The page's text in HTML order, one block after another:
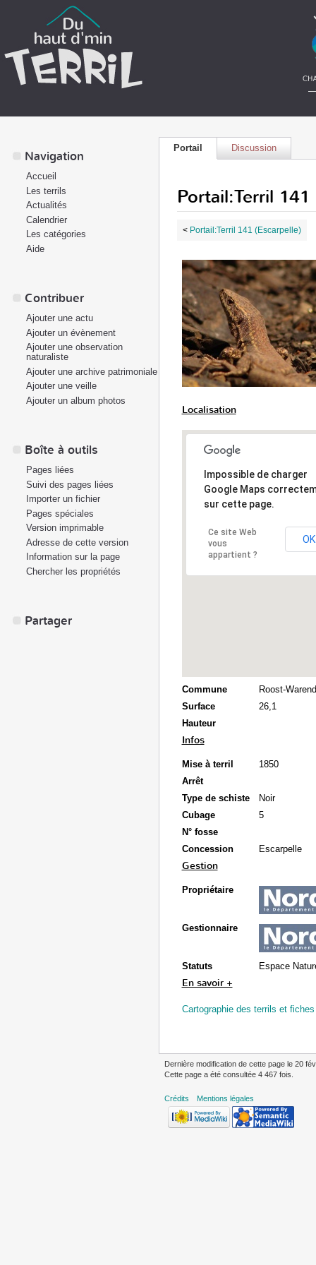
Portail Discussion
Portail:Terril
< Portail:Terril 141 (Escarpelle)
Localisation
Impossible de charger
Google Maps
sur cette page.
Ce site Web
vous
appartient ?
OK
Commune
Roost-
Surface
26,1
Hauteur
Infos
Mise à terril
1850
Arrêt
Type de schiste
Noir
Cubage
5
N° fosse
Concession
Escarpelle
Gestion
Propriétaire
Gestionnaire
Statuts Espace
En savoir +
Cartographie des terrils et
Navigation
Accueil
Les terrils
Actualités
Calendrier
Les catégories
Aide
Contribuer
Ajouter une actu
Ajouter un évènement
Ajouter une observation
naturaliste
Ajouter une archive patrimoniale
Ajouter une veille
Ajouter un album photos
Boîte à outils
Pages liées
Suivi des pages liées
Importer un fichier
Pages spéciales
Version imprimable
Adresse de cette version
Information sur la page
Chercher les propriétés
Partager
Dernière modification de cette page le 20
Cette page a été consultée 4 467 fois.
Crédits Mentions légales